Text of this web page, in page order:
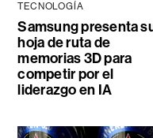
TECNOLOGÍA
Samsung presenta
hoja de ruta de
memorias 3D para
competir por el
liderazgo en IA